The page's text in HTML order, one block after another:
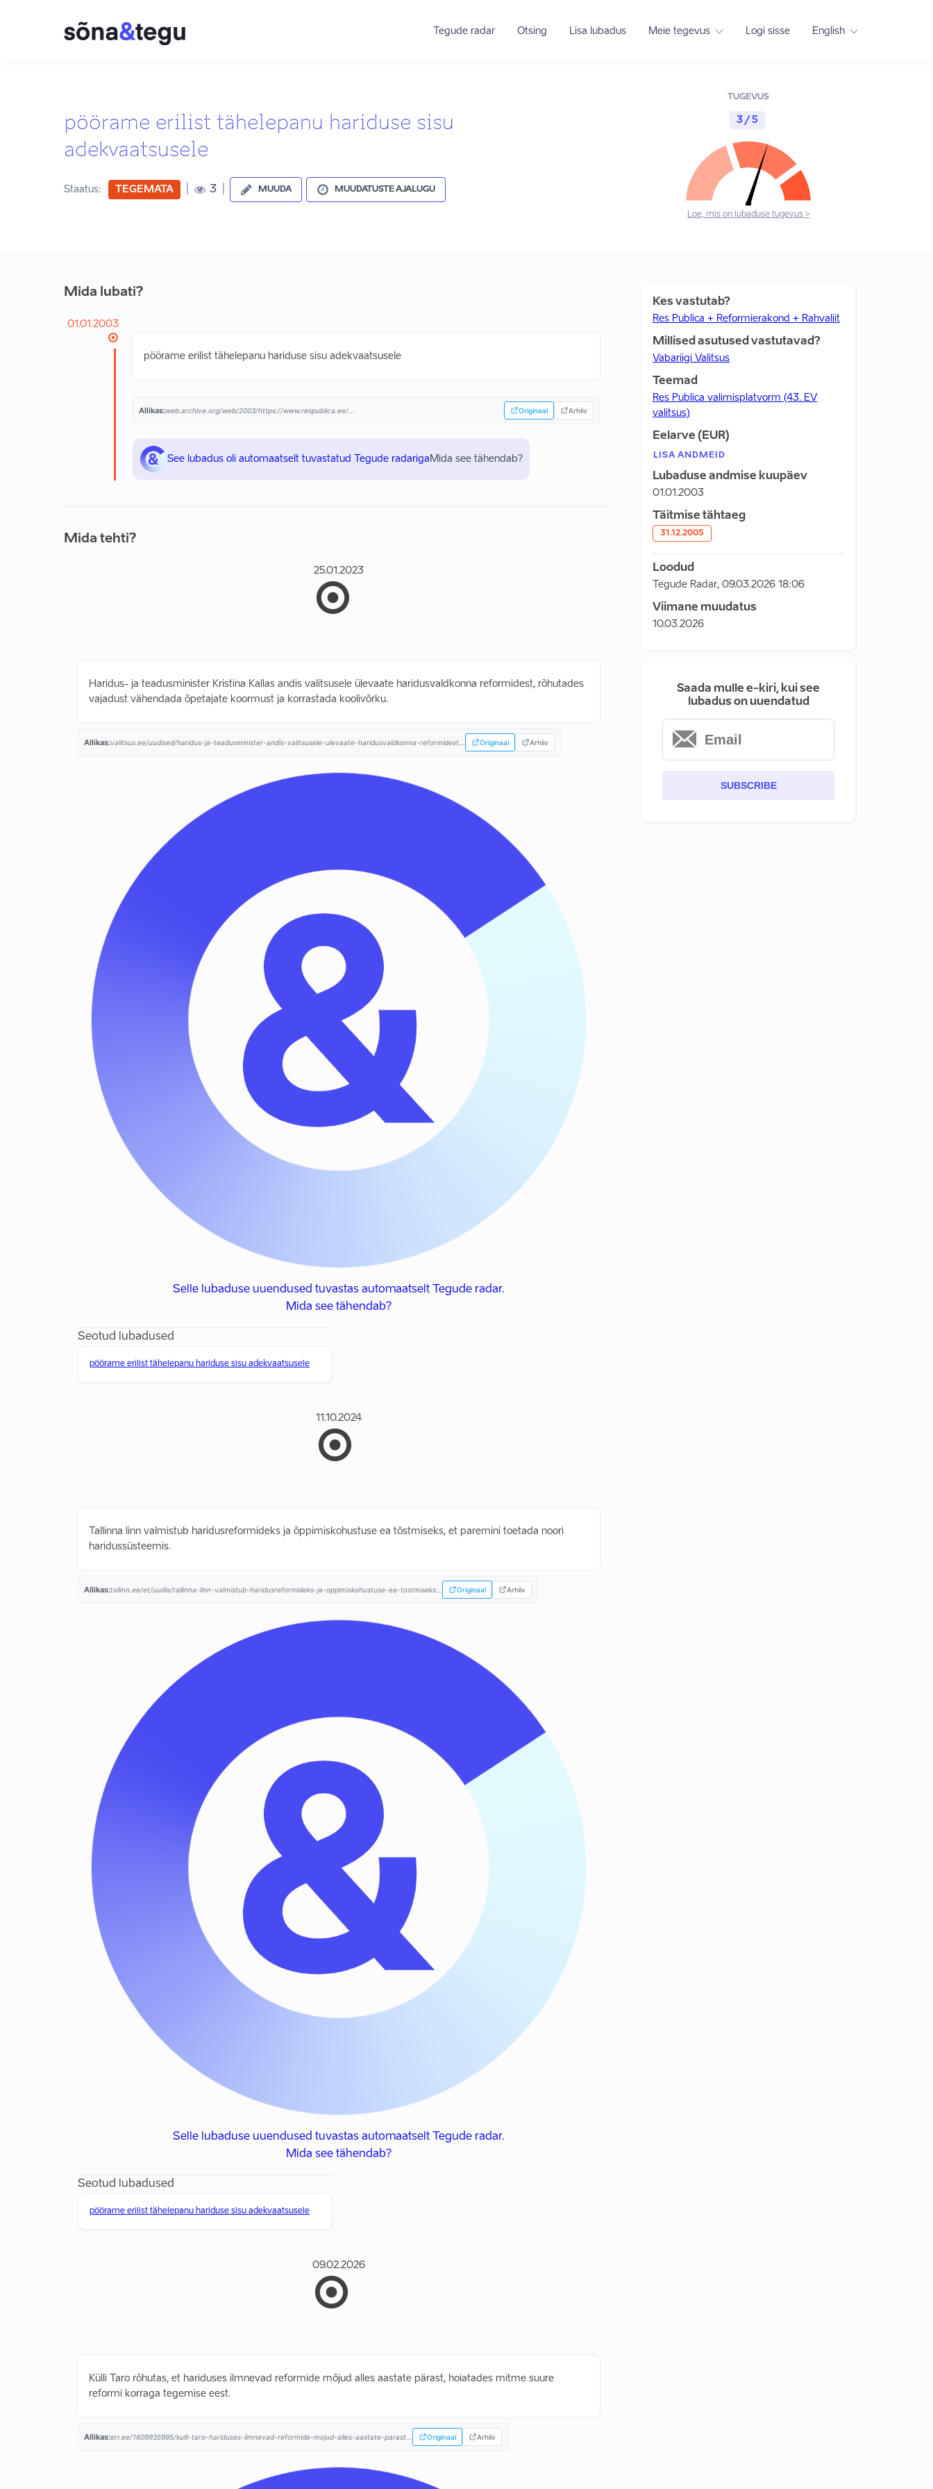
Tegude radar Otsing Lisa lubadus Meie tegevus Logi sisse English
pöörame erilist tähelepanu hariduse sisu
adekvaatsusele
Staatus: TEGEMATA 3 MUUDA MUUDATUSTE AJALUGU
TUGEVUS
3 / 5
Loe, mis on lubaduse tugevus >
Mida lubati?
01.01.2003
pöörame erilist tähelepanu hariduse sisu adekvaatsusele
Allikas:web.archive.org/web/2003/https://www.respublica.ee/... Originaal Arhiiv
See lubadus oli automaatselt tuvastatud Tegude radariga Mida see tähendab?
Mida tehti?
25.01.2023
Haridus- ja teadusminister Kristina Kallas andis valitsusele ülevaate haridusvaldkonna reformidest, rõhutades
vajadust vähendada õpetajate koormust ja korrastada koolivõrku.
Allikas:valitsus.ee/uudised/haridus-ja-teadusminister-andis-valitsusele-ulevaate-haridusvaldkonna-reformidest... Originaal Arhiiv
Selle lubaduse uuendused tuvastas automaatselt Tegude radar.
Mida see tähendab?
Seotud lubadused
pöörame erilist tähelepanu hariduse sisu adekvaatsusele
11.10.2024
Tallinna linn valmistub haridusreformideks ja õppimiskohustuse ea tõstmiseks, et paremini toetada noori
haridussüsteemis.
Allikas:tallinn.ee/et/uudis/tallinna-linn-valmistub-haridusreformideks-ja-oppimiskohustuse-ea-tostmiseks... Originaal Arhiiv
Selle lubaduse uuendused tuvastas automaatselt Tegude radar.
Mida see tähendab?
Seotud lubadused
pöörame erilist tähelepanu hariduse sisu adekvaatsusele
09.02.2026
Külli Taro rõhutas, et hariduses ilmnevad reformide mõjud alles aastate pärast, hoiatades mitme suure
reformi korraga tegemise eest.
Allikas:err.ee/1609935995/kulli-taro-hariduses-ilmnevad-reformide-mojud-alles-aastate-parast... Originaal Arhiiv
Kes vastutab?
Res Publica + Reformierakond + Rahvaliit
Millised asutused vastutavad?
Vabariigi Valitsus
Teemad
Res Publica valimisplatvorm (43. EV
valitsus)
Eelarve (EUR)
LISA ANDMEID
Lubaduse andmise kuupäev
01.01.2003
Täitmise tähtaeg
31.12.2005
Loodud
Tegude Radar, 09.03.2026 18:06
Viimane muudatus
10.03.2026
Saada mulle e-kiri, kui see
lubadus on uuendatud
SUBSCRIBE